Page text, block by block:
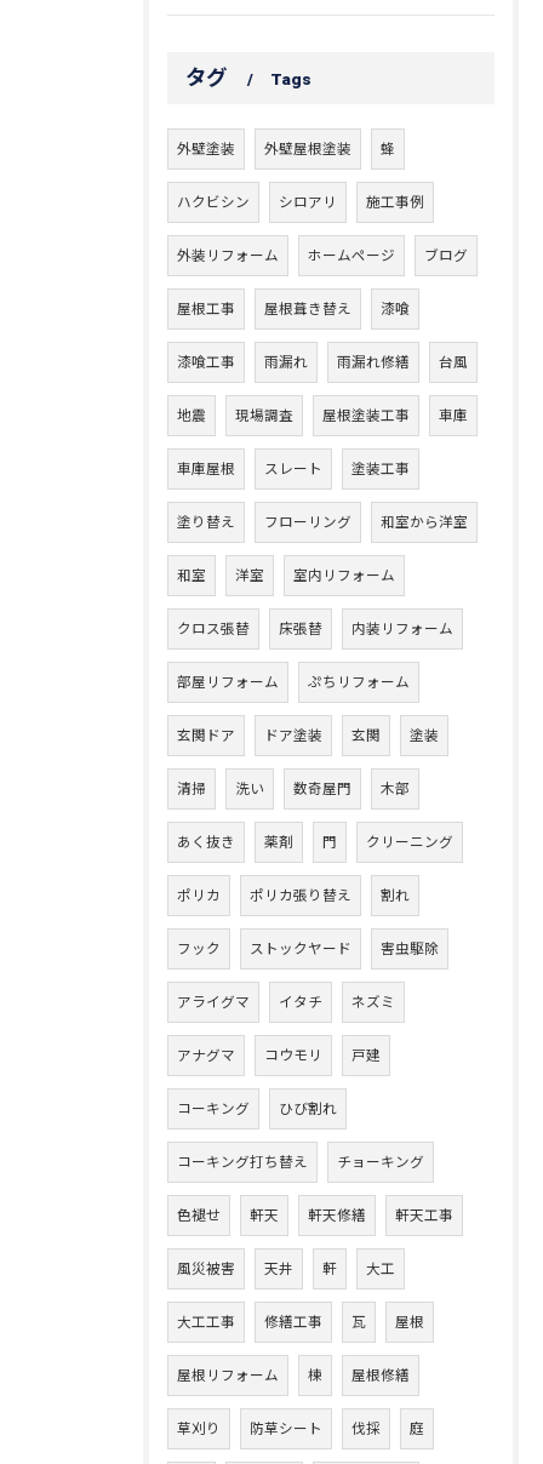
タグ Tags
外壁塗装 外壁屋根塗装 蜂
ハクビシン シロアリ 施工事例
外装リフォーム ホームページ ブログ
屋根工事 屋根葺き替え 漆喰
漆喰工事 雨漏れ 雨漏れ修繕 台風
地震 現場調査 屋根塗装工事 車庫
車庫屋根 スレート 塗装工事
塗り替え フローリング 和室から洋室
和室 洋室 室内リフォーム
クロス張替 床張替 内装リフォーム
部屋リフォーム ぷちリフォーム
玄関ドア ドア塗装 玄関 塗装
清掃 洗い 数奇屋門 木部
あく抜き 薬剤 門 クリーニング
ポリカ ポリカ張り替え 割れ
フック ストックヤード 害虫駆除
アライグマ イタチ ネズミ
アナグマ コウモリ 戸建
コーキング ひび割れ
コーキング打ち替え チョーキング
色褪せ 軒天 軒天修繕 軒天工事
風災被害 天井 軒 大工
大工工事 修繕工事 瓦 屋根
屋根リフォーム 棟 屋根修繕
草刈り 防草シート 伐採 庭